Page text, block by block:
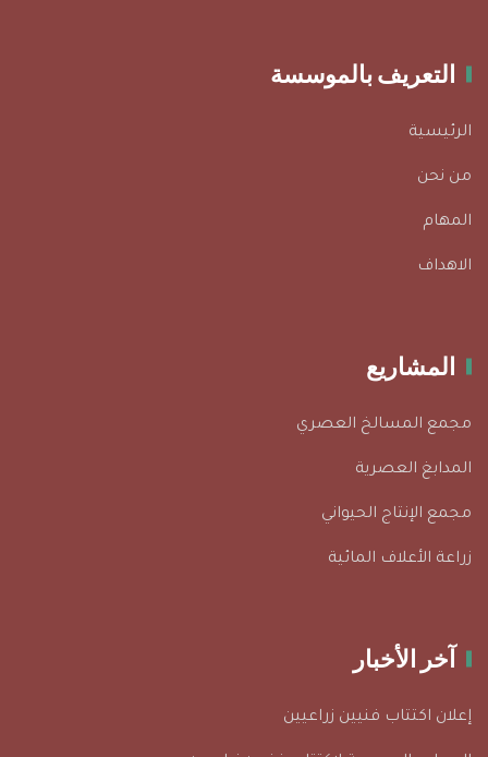
التعريف بالموسسة
الرئيسية
من نحن
المهام
الاهداف
المشاريع
مجمع المسالخ العصري
المدابغ العصرية
مجمع الإنتاج الحيواني
زراعة الأعلاف المائية
آخر الأخبار
إعلان اكتتاب فنيين زراعيين